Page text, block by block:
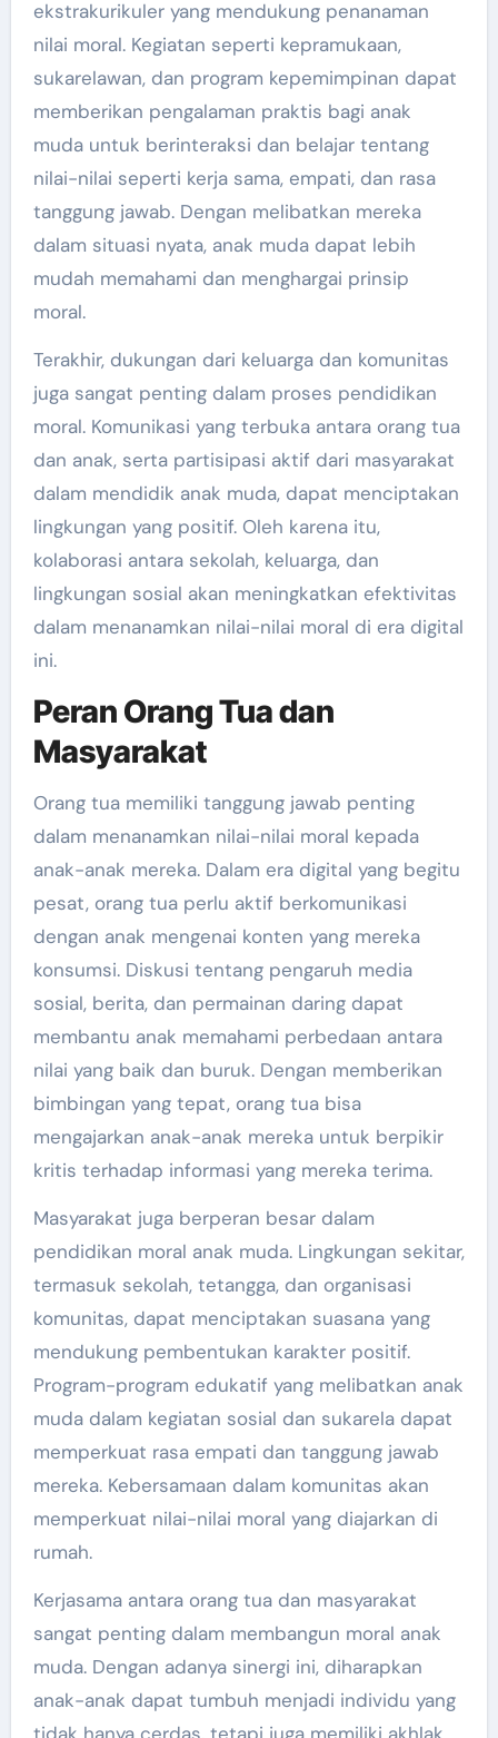
ekstrakurikuler yang mendukung penanaman
nilai moral. Kegiatan seperti kepramukaan,
sukarelawan, dan program kepemimpinan dapat
memberikan pengalaman praktis bagi anak
muda untuk berinteraksi dan belajar tentang
nilai-nilai seperti kerja sama, empati, dan rasa
tanggung jawab. Dengan melibatkan mereka
dalam situasi nyata, anak muda dapat lebih
mudah memahami dan menghargai prinsip
moral.
Terakhir, dukungan dari keluarga dan komunitas
juga sangat penting dalam proses pendidikan
moral. Komunikasi yang terbuka antara orang tua
dan anak, serta partisipasi aktif dari masyarakat
dalam mendidik anak muda, dapat menciptakan
lingkungan yang positif. Oleh karena itu,
kolaborasi antara sekolah, keluarga, dan
lingkungan sosial akan meningkatkan efektivitas
dalam menanamkan nilai-nilai moral di era digital
ini.
Peran Orang Tua dan
Masyarakat
Orang tua memiliki tanggung jawab penting
dalam menanamkan nilai-nilai moral kepada
anak-anak mereka. Dalam era digital yang begitu
pesat, orang tua perlu aktif berkomunikasi
dengan anak mengenai konten yang mereka
konsumsi. Diskusi tentang pengaruh media
sosial, berita, dan permainan daring dapat
membantu anak memahami perbedaan antara
nilai yang baik dan buruk. Dengan memberikan
bimbingan yang tepat, orang tua bisa
mengajarkan anak-anak mereka untuk berpikir
kritis terhadap informasi yang mereka terima.
Masyarakat juga berperan besar dalam
pendidikan moral anak muda. Lingkungan sekitar,
termasuk sekolah, tetangga, dan organisasi
komunitas, dapat menciptakan suasana yang
mendukung pembentukan karakter positif.
Program-program edukatif yang melibatkan anak
muda dalam kegiatan sosial dan sukarela dapat
memperkuat rasa empati dan tanggung jawab
mereka. Kebersamaan dalam komunitas akan
memperkuat nilai-nilai moral yang diajarkan di
rumah.
Kerjasama antara orang tua dan masyarakat
sangat penting dalam membangun moral anak
muda. Dengan adanya sinergi ini, diharapkan
anak-anak dapat tumbuh menjadi individu yang